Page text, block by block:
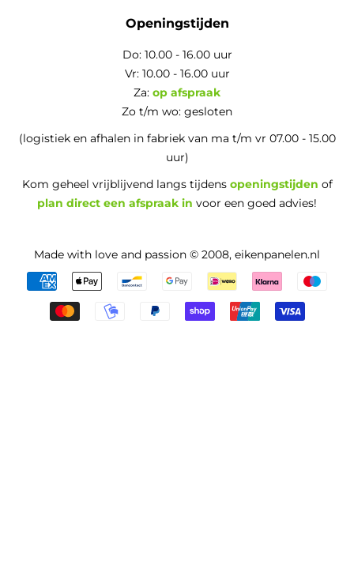
Openingstijden
Do: 10.00 - 16.00 uur
Vr: 10.00 - 16.00 uur
Za: op afspraak
Zo t/m wo: gesloten
(logistiek en afhalen in fabriek van ma t/m vr 07.00 - 15.00
uur)
Kom geheel vrijblijvend langs tijdens openingstijden of
plan direct een afspraak in voor een goed advies!
Made with love and passion © 2008, eikenpanelen.nl
Betalingspictogrammen